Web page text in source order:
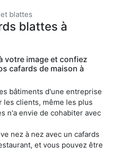
blattes
blattes à
votre image et confiez
cafards de maison à
bâtiments d'une entreprise
clients, même les plus
n'a envie de cohabiter avec
nez à nez avec un cafards
et vous pouvez être